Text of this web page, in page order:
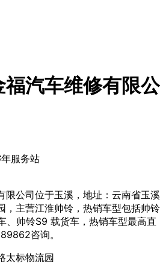
汽车维修有限公
年服务站
限公司位于玉溪，地址：云南省玉溪
，主营江淮帅铃，热销车型包括帅铃
、帅铃S9 载货车，热销车型最高直
咨询。
太标物流园